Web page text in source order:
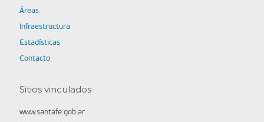
Áreas
Infraestructura
Estadísticas
Contacto
Sitios vinculados
www.santafe.gob.ar